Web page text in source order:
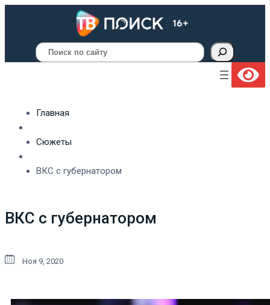
Поиск
Главная
Сюжеты
ВКС с губернатором
ВКС с губернатором
Ноя 9, 2020